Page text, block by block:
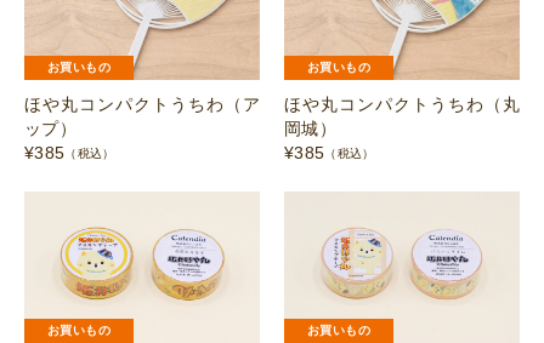
お買いもの
ほや丸コンパクトうちわ（ア
ップ）
¥385 （税込）
お買いもの
ほや丸コンパクトうちわ（丸
岡城）
¥385 （税込）
お買いもの お買いもの